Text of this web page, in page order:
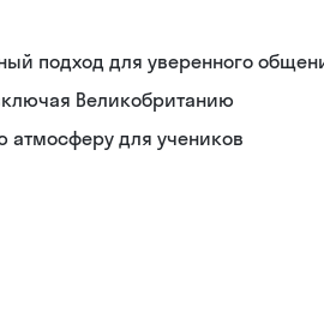
подход для уверенного
Великобританию
для учеников